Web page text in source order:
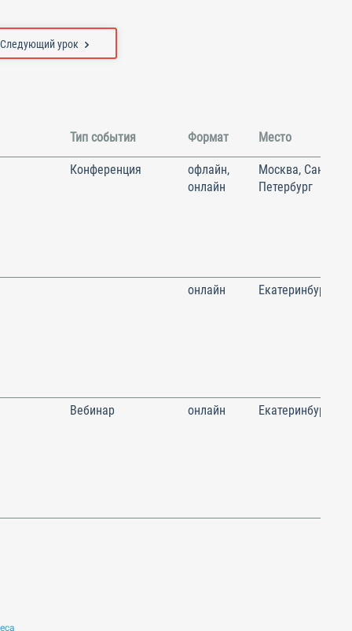
Следующий урок
Тип события Формат Место
Конференция
офлайн,
онлайн
Москва, Санкт-
Петербург
онлайн Екатеринбург
Вебинар онлайн Екатеринбург